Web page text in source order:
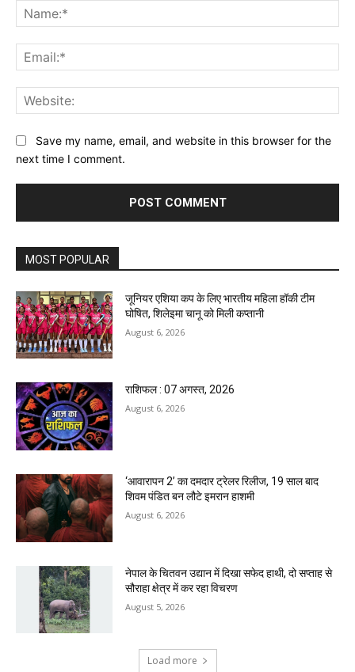
Save my name, email, and website in this browser for the
next time I comment.
MOST POPULAR
जूनियर एशिया कप के लिए भारतीय महिला हॉकी टीम
घोषित, शिलेइमा चानू को मिली कप्तानी
August 6, 2026
राशिफल : 07 अगस्त, 2026
August 6, 2026
‘आवारापन 2’ का दमदार ट्रेलर रिलीज, 19 साल बाद
शिवम पंडित बन लौटे इमरान हाशमी
August 6, 2026
नेपाल के चितवन उद्यान में दिखा सफेद हाथी, दो सप्ताह से
सौराहा क्षेत्र में कर रहा विचरण
August 5, 2026
Load more